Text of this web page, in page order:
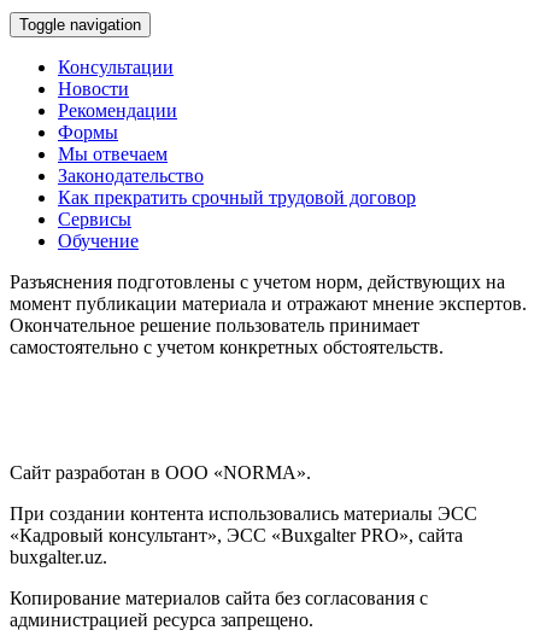
Toggle navigation
Консультации
Новости
Рекомендации
Формы
Мы отвечаем
Законодательство
Как прекратить срочный трудовой договор
Сервисы
Обучение
Разъяснения подготовлены с учетом норм, действующих на
момент публикации материала и отражают мнение экспертов.
Окончательное решение пользователь принимает
самостоятельно с учетом конкретных обстоятельств.
Сайт разработан в ООО «NORMA».
При создании контента использовались материалы ЭСС
«Кадровый консультант», ЭСС «Buxgalter PRO», сайта
buxgalter.uz.
Копирование материалов сайта без согласования с
администрацией ресурса запрещено.